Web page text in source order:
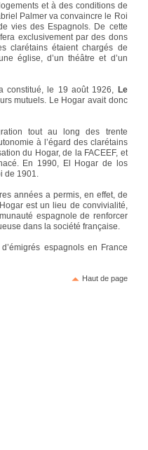
et à des conditions de
Palmer va convaincre le Roi
vies des Espagnols. De cette
exclusivement par des dons
clarétains étaient chargés de
église, d’un théâtre et d’un
constitué, le 19 août 1926, Le
mutuels. Le Hogar avait donc
tout au long des trente
à l’égard des clarétains
du Hogar, de la FACEEF, et
En 1990, El Hogar de los
de 1901.
années a permis, en effet, de
est un lieu de convivialité,
espagnole de renforcer
dans la société française.
espagnols en France
Haut de page